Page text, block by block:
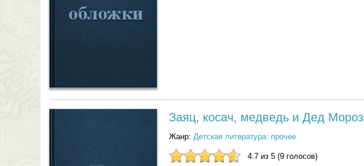
Заяц, косач, медведь и Дед Мороз
Жанр: Детская литература: прочее
4.7 из 5 (9 голосов)